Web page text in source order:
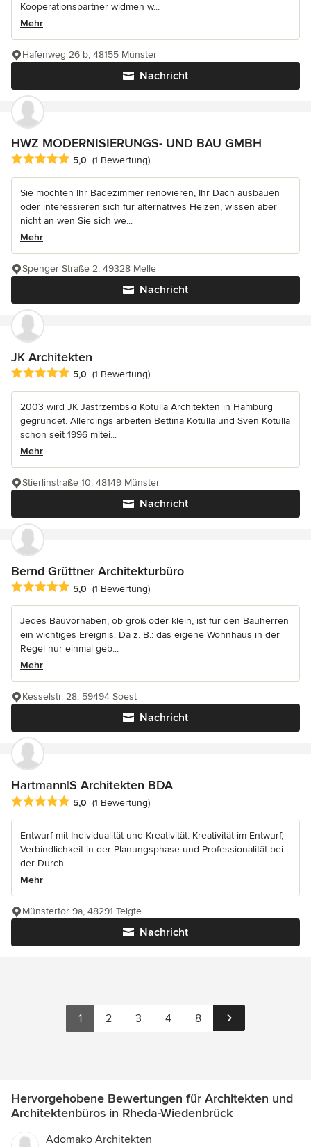
Kooperationspartner widmen w...
Mehr
Nachricht
Hafenweg 26 b, 48155 Münster
HWZ MODERNISIERUNGS- UND BAU GMBH
Durchschnittliche Bewertung: 5 von 5 Sternen
5,0 (1 Bewertung)
Sie möchten Ihr Badezimmer renovieren, Ihr Dach ausbauen
oder interessieren sich für alternatives Heizen, wissen aber
nicht an wen Sie sich we...
Mehr
Nachricht
Spenger Straße 2, 49328 Melle
JK Architekten
Durchschnittliche Bewertung: 5 von 5 Sternen
5,0 (1 Bewertung)
2003 wird JK Jastrzembski Kotulla Architekten in Hamburg
gegründet. Allerdings arbeiten Bettina Kotulla und Sven Kotulla
schon seit 1996 mitei...
Mehr
Nachricht
Stierlinstraße 10, 48149 Münster
Bernd Grüttner Architekturbüro
Durchschnittliche Bewertung: 5 von 5 Sternen
5,0 (1 Bewertung)
Jedes Bauvorhaben, ob groß oder klein, ist für den Bauherren
ein wichtiges Ereignis. Da z. B.: das eigene Wohnhaus in der
Regel nur einmal geb...
Mehr
Nachricht
Kesselstr. 28, 59494 Soest
Hartmann|S Architekten BDA
Durchschnittliche Bewertung: 5 von 5 Sternen
5,0 (1 Bewertung)
Entwurf mit Individualität und Kreativität. Kreativität im Entwurf,
Verbindlichkeit in der Planungsphase und Professionalität bei
der Durch...
Mehr
Nachricht
Münstertor 9a, 48291 Telgte
1 2 3 4 8
Hervorgehobene Bewertungen für Architekten und
Architektenbüros in Rheda-Wiedenbrück
Adomako Architekten